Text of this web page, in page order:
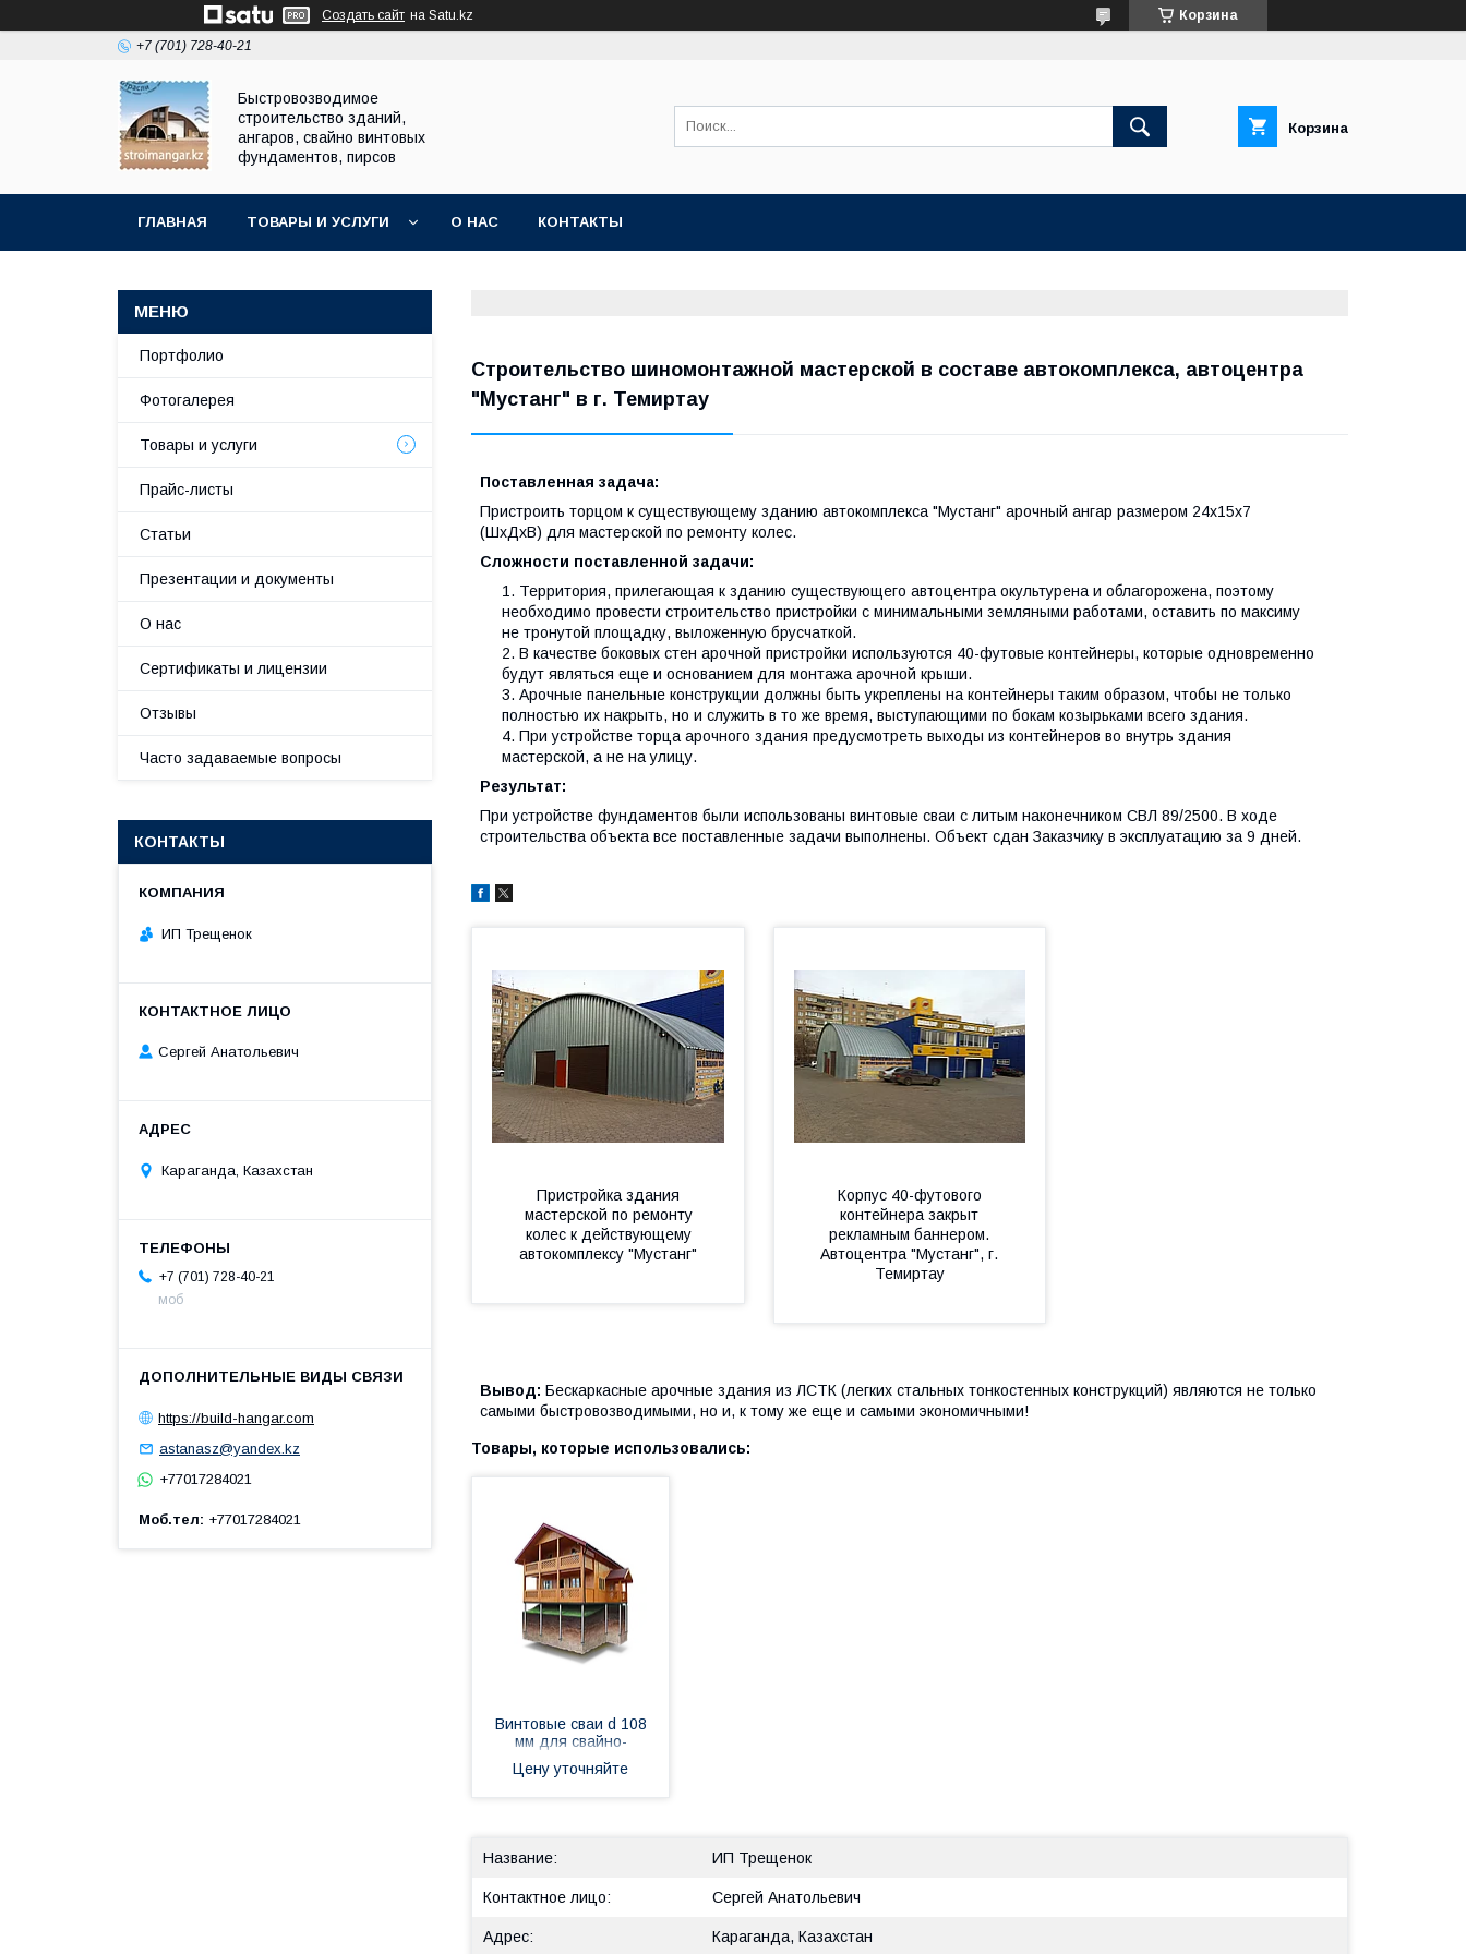
Создать сайт на Satu.kz Корзина
+7 (701) 728-40-21
Быстровозводимое
строительство зданий,
ангаров, свайно винтовых
фундаментов, пирсов
Корзина
ГЛАВНАЯ ТОВАРЫ И УСЛУГИ О НАС КОНТАКТЫ
Строительство шиномонтажной мастерской в составе автокомплекса, автоцентра
"Мустанг" в г. Темиртау
Поставленная задача:
Пристроить торцом к существующему зданию автокомплекса "Мустанг" арочный ангар размером 24х15х7
(ШхДхВ) для мастерской по ремонту колес.
Сложности поставленной задачи:
Территория, прилегающая к зданию существующего автоцентра окультурена и облагорожена, поэтому
необходимо провести строительство пристройки с минимальными земляными работами, оставить по максиму
не тронутой площадку, выложенную брусчаткой.
В качестве боковых стен арочной пристройки используются 40-футовые контейнеры, которые одновременно
будут являться еще и основанием для монтажа арочной крыши.
Арочные панельные конструкции должны быть укреплены на контейнеры таким образом, чтобы не только
полностью их накрыть, но и служить в то же время, выступающими по бокам козырьками всего здания.
При устройстве торца арочного здания предусмотреть выходы из контейнеров во внутрь здания
мастерской, а не на улицу.
Результат:
При устройстве фундаментов были использованы винтовые сваи с литым наконечником СВЛ 89/2500. В ходе
строительства объекта все поставленные задачи выполнены. Объект сдан Заказчику в эксплуатацию за 9 дней.
Пристройка здания
мастерской по ремонту
колес к действующему
автокомплексу "Мустанг"
Корпус 40-футового
контейнера закрыт
рекламным баннером.
Автоцентра "Мустанг", г.
Темиртау
Вывод: Бескаркасные арочные здания из ЛСТК (легких стальных тонкостенных конструкций) являются не только
самыми быстровозводимыми, но и, к тому же еще и самыми экономичными!
Винтовые сваи d 108
мм для свайно-
винтовых
фундаментов
Цену уточняйте
ИП Трещенок
Сергей Анатольевич
Караганда, Казахстан
Портфолио
Фотогалерея
Товары и услуги
Прайс-листы
Статьи
Презентации и документы
О нас
Сертификаты и лицензии
Отзывы
Часто задаваемые вопросы
КОНТАКТЫ
ИП Трещенок
Сергей Анатольевич
Караганда, Казахстан
+7 (701) 728-40-21
моб
https://build-hangar.com
astanasz@yandex.kz
+77017284021
Моб.тел +77017284021